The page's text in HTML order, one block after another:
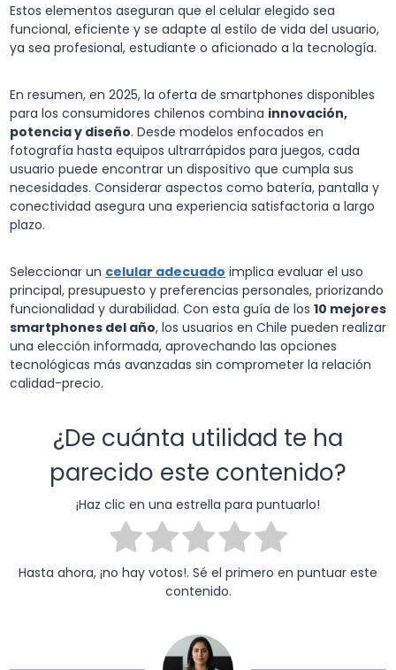
Estos elementos aseguran que el celular elegido sea
funcional, eficiente y se adapte al estilo de vida del usuario,
ya sea profesional, estudiante o aficionado a la tecnología.
En resumen, en 2025, la oferta de smartphones disponibles
para los consumidores chilenos combina innovación,
potencia y diseño. Desde modelos enfocados en
fotografía hasta equipos ultrarrápidos para juegos, cada
usuario puede encontrar un dispositivo que cumpla sus
necesidades. Considerar aspectos como batería, pantalla y
conectividad asegura una experiencia satisfactoria a largo
plazo.
Seleccionar un celular adecuado implica evaluar el uso
principal, presupuesto y preferencias personales, priorizando
funcionalidad y durabilidad. Con esta guía de los 10 mejores
smartphones del año, los usuarios en Chile pueden realizar
una elección informada, aprovechando las opciones
tecnológicas más avanzadas sin comprometer la relación
calidad-precio.
¿De cuánta utilidad te ha
parecido este contenido?
¡Haz clic en una estrella para puntuarlo!
Hasta ahora, ¡no hay votos!. Sé el primero en puntuar este
contenido.